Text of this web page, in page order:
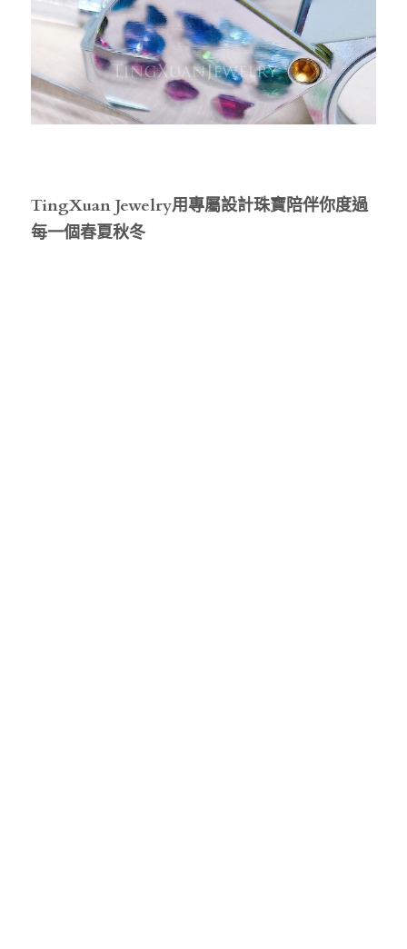
TingXuan Jewelry用專屬設計珠寶陪伴你度過
每一個春夏秋冬